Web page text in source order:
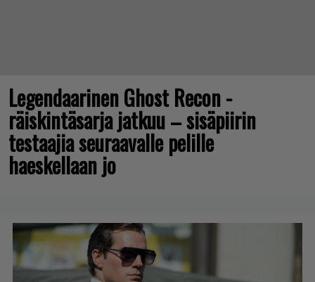
Legendaarinen Ghost Recon -
räiskintäsarja jatkuu – sisäpiirin
testaajia seuraavalle pelille
haeskellaan jo